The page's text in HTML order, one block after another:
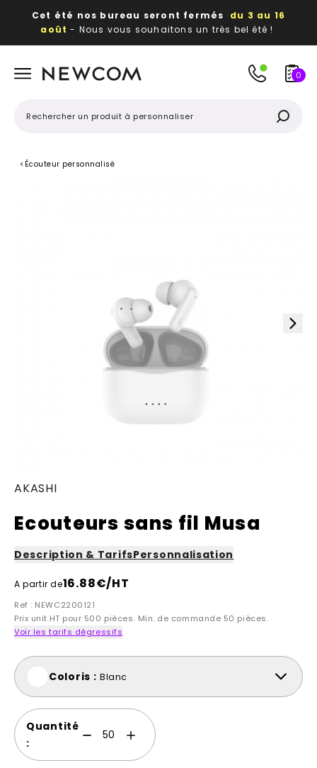
Cet été nos bureau seront fermés du 3 au 16
août - Nous vous souhaitons un très bel été !
publicitaires
0
< Écouteur personnalisé
AKASHI
Ecouteurs sans fil Musa
Description & TarifsPersonnalisation
A partir de16.88€/HT
Ref : NEWC2200121
Prix unit.HT pour 500 pièces. Min. de commande 50 pièces.
Voir les tarifs dégressifs
Coloris : Blanc
Quantité
: